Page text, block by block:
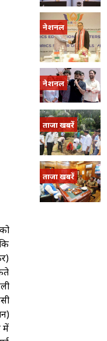
में
नेशनल
नेशनल
ताजा खबरें
ताजा खबरें